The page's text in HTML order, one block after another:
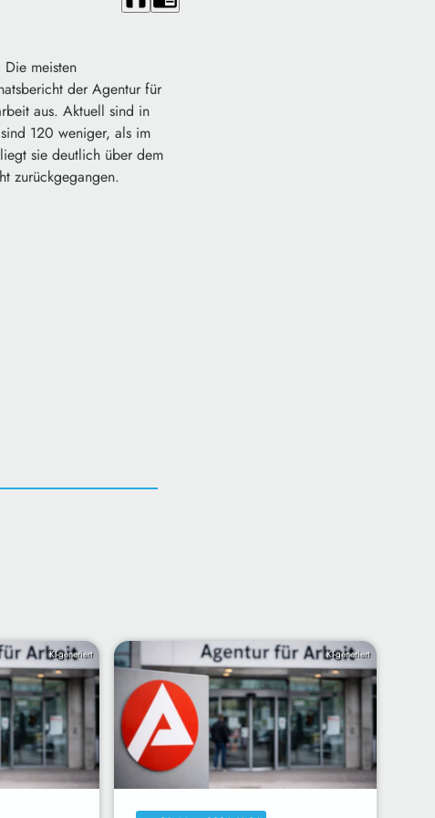
meisten
der Agentur für
aus. Aktuell sind in
120 weniger, als im
sie deutlich über dem
zurückgegangen.
KI-generiert KI-generiert